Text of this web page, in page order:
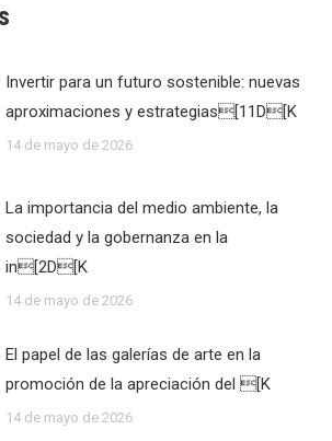
Invertir para un futuro sostenible: nuevas
aproximaciones y estrategias[11D[K
14 de mayo de 2026
La importancia del medio ambiente, la
sociedad y la gobernanza en la
in[2D[K
14 de mayo de 2026
El papel de las galerías de arte en la
promoción de la apreciación del [K
14 de mayo de 2026